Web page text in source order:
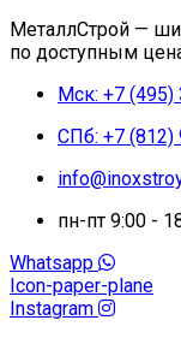
МеталлСтрой —
по доступным
Мск: +7 (495)
СПб: +7 (812)
пн-пт 9:00 -
Whatsapp
Icon-paper-plane
Instagram